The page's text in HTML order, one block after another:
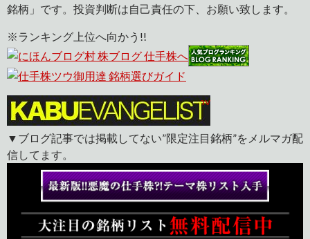
銘柄」です。投資判断は自己責任の下、お願い致します。
※ランキング上位へ向かう!!
▼ブログ記事では掲載してない”限定注目銘柄”をメルマガ配
信してます。